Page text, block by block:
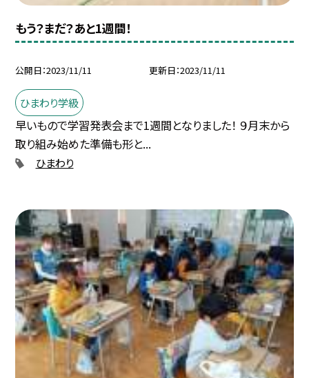
もう？まだ？あと1週間！
公開日 2023/11/11 更新日 2023/11/11
ひまわり学級
早いもので学習発表会まで1週間となりました！ ９月末から
取り組み始めた準備も形と...
ひまわり